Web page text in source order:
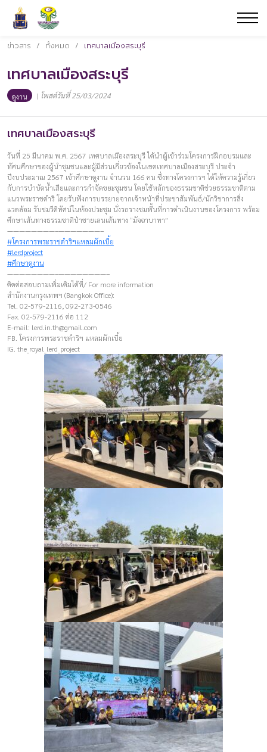
ข่าวสาร / ทั้งหมด / เทศบาลเมืองสระบุรี
เทศบาลเมืองสระบุรี
ดูงาน | โพสต์วันที่ 25/03/2024
เทศบาลเมืองสระบุรี
วันที่ 25 มีนาคม พ.ศ. 2567 เทศบาลเมืองสระบุรี ได้นำผู้เข้าร่วมโครงการฝึกอบรมและ
ทัศนศึกษาของผู้นำชุมชนและผู้มีส่วนเกี่ยวข้องในเขตเทศบาลเมืองสระบุรี ประจำ
ปีงบประมาณ 2567 เข้าศึกษาดูงาน จำนวน 166 คน ซึ่งทางโครงการฯ ได้ให้ความรู้เกี่ยว
กับการบำบัดน้ำเสียและการกำจัดขยะชุมชน โดยใช้หลักของธรรมชาติช่วยธรรมชาติตาม
แนวพระราชดำริ โดยรับฟังการบรรยายจากเจ้าหน้าที่ประชาสัมพันธ์/นักวิชาการสิ่ง
แวดล้อม รับชมวีดิทัศน์ในห้องประชุม นั่งรถรางชมพื้นที่การดำเนินงานของโครงการ พร้อม
ศึกษาเส้นทางธรรมชาติป่าชายเลนเส้นทาง “มัจฉาบาทา”
————————–———————–
#โครงการพระราชดำริฯแหลมผักเบี้ย
#lerdproject
#ศึกษาดูงาน
————————–————————–
ติดต่อสอบถามเพิ่มเติมได้ที่/ For more information
สำนักงานกรุงเทพฯ (Bangkok Office):
Tel. 02-579-2116, 092-273-0546
Fax. 02-579-2116 ต่อ 112
E-mail: lerd.in.th@gmail.com
FB. โครงการพระราชดำริฯ แหลมผักเบี้ย
IG. the_royal_lerd_project